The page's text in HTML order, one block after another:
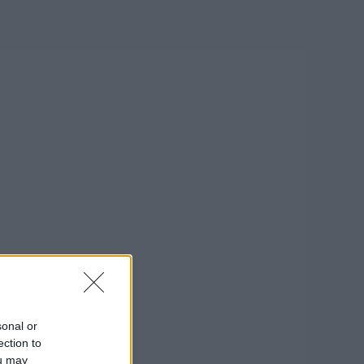
or
to
may